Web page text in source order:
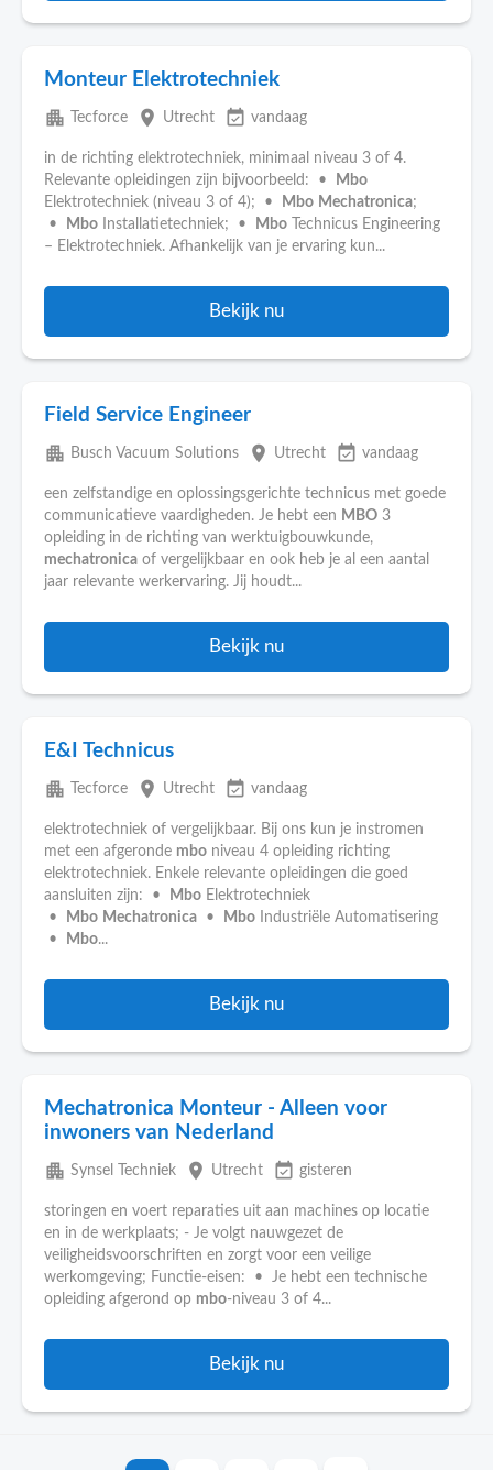
Monteur Elektrotechniek
apartment Tecforce place Utrecht event_available vandaag
in de richting elektrotechniek, minimaal niveau 3 of 4.
Relevante opleidingen zijn bijvoorbeeld: •
Mbo
Elektrotechniek (niveau 3 of 4); •
Mbo Mechatronica;
•
Mbo Installatietechniek; • Mbo Technicus Engineering
– Elektrotechniek. Afhankelijk van je ervaring kun...
Bekijk nu
Field Service Engineer
apartment Busch Vacuum Solutions place Utrecht event_available vandaag
een zelfstandige en oplossingsgerichte technicus met goede
communicatieve vaardigheden. Je hebt een MBO 3
opleiding in de richting van werktuigbouwkunde,
mechatronica of vergelijkbaar en ook heb je al een aantal
jaar relevante werkervaring. Jij houdt...
Bekijk nu
E&I Technicus
apartment Tecforce place Utrecht event_available vandaag
elektrotechniek of vergelijkbaar. Bij ons kun je instromen
met een afgeronde mbo niveau 4 opleiding richting
elektrotechniek. Enkele relevante opleidingen die goed
aansluiten zijn: •
Mbo Elektrotechniek
•
Mbo Mechatronica • Mbo Industriële Automatisering
•
Mbo...
Bekijk nu
Mechatronica Monteur - Alleen voor
inwoners van Nederland
apartment Synsel Techniek place Utrecht event_available gisteren
storingen en voert reparaties uit aan machines op locatie
en in de werkplaats; - Je volgt nauwgezet de
veiligheidsvoorschriften en zorgt voor een veilige
werkomgeving; Functie-eisen: • Je hebt een technische
opleiding afgerond op mbo-niveau 3 of 4...
Bekijk nu